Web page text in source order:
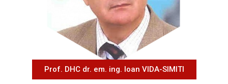
Prof. DHC dr. em. ing. Ioan VIDA-SIMITI